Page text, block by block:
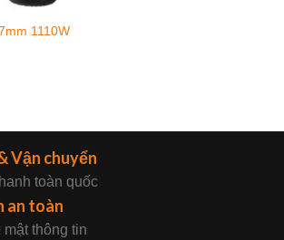
1110W
Vận chuyển
toàn quốc
an toàn
mật thông tin